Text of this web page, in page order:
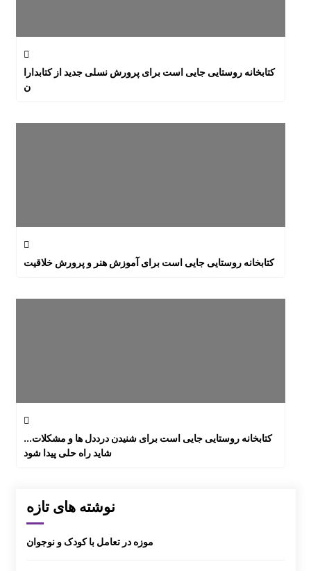
کتابخانه روستایی جایی است برای پرورش نسلی جدید از کتابدارا
ن
کتابخانه روستایی جایی است برای آموزش هنر و پرورش خلاقیت
کتابخانه روستایی جایی است برای شنیدن درددل ها و مشکلات…
شاید راه حلی پیدا شود
نوشته های تازه
موزه در تعامل با کودک و نوجوان